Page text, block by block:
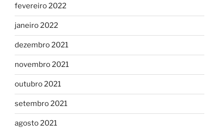
fevereiro 2022
janeiro 2022
dezembro 2021
novembro 2021
outubro 2021
setembro 2021
agosto 2021